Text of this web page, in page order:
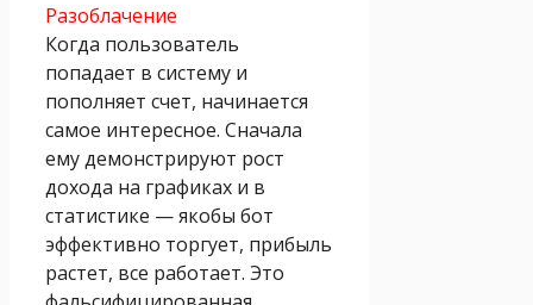
Разоблачение
Когда пользователь
попадает в систему и
пополняет счет, начинается
самое интересное. Сначала
ему демонстрируют рост
дохода на графиках и в
статистике — якобы бот
эффективно торгует, прибыль
растет, все работает. Это